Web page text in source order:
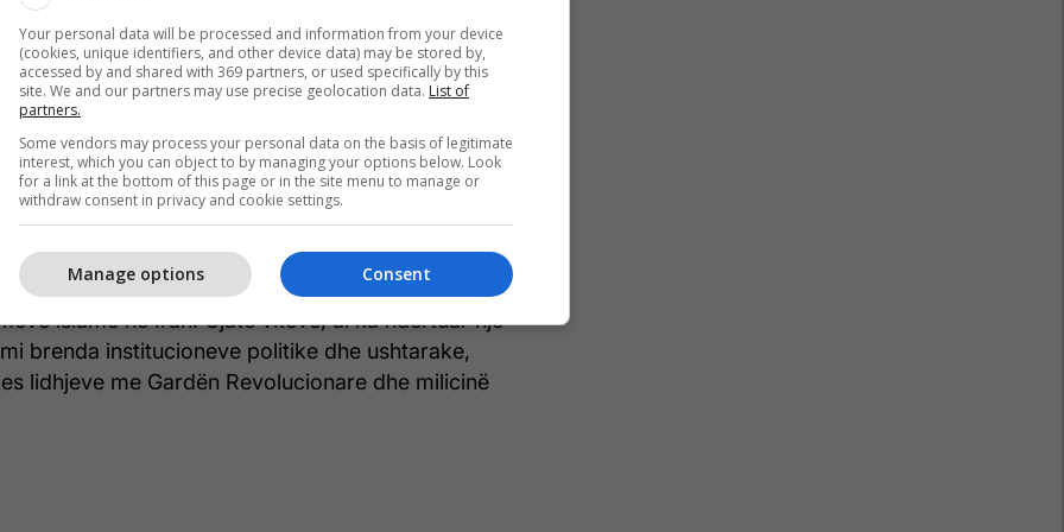
klerik dhe politikan iranian që prej vitesh ka
prapa skenave në aparatin shtetëror.
me Gardën Revolucionare Islamike (IRGC)
duke u konsideruar si një ndër figurat që
strategjike të vendit, pavarësisht
të lartë publik.
ai ka lindur në vitin 1969 në Mashhad
në seminaret fetare në Qom, një nga qendrat
islame në Iran. Gjatë viteve, ai ka ndërtuar një
brenda institucioneve politike dhe ushtarake,
lidhjeve me Gardën Revolucionare dhe milicinë
Your personal data will be processed and information from your device
(cookies, unique identifiers, and other device data) may be stored by,
accessed by and shared with 369 partners, or used specifically by this
site. We and our partners may use precise geolocation data. List of
partners.
Some vendors may process your personal data on the basis of legitimate
interest, which you can object to by managing your options below. Look
for a link at the bottom of this page or in the site menu to manage or
withdraw consent in privacy and cookie settings.
Consent
Manage options